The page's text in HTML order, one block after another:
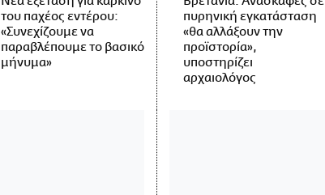
του παχέος εντέρου:
«Συνεχίζουμε να
παραβλέπουμε το βασικό
μήνυμα»
πυρηνική εγκατάσταση
«θα αλλάξουν την
προϊστορία»,
υποστηρίζει
αρχαιολόγος